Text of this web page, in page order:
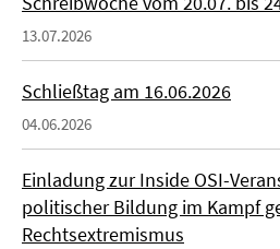
13.07.2026
Schließtag am 16.06.2026
04.06.2026
Einladung zur Inside OSI-
politischer Bildung im Kampf
Rechtsextremismus